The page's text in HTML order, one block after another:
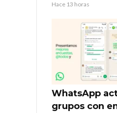
Hace 13 horas
WhatsApp
grupos con